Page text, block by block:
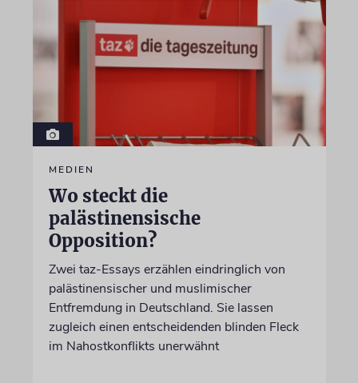
MEDIEN
Wo steckt die
palästinensische
Opposition?
Zwei taz-Essays erzählen eindringlich von
palästinensischer und muslimischer
Entfremdung in Deutschland. Sie lassen
zugleich einen entscheidenden blinden Fleck
im Nahostkonflikts unerwähnt